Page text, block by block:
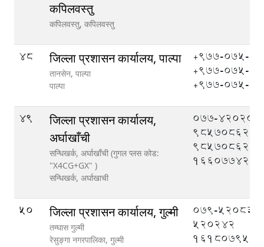
कपिलवस्तु
कपिलवस्तु, कपिलवस्तु
48 जिल्ला प्रशासन कार्यालय, पाल्पा
तानसेन, पाल्पा
पाल्पा
+९७७-०७५-
+९७७-०७५-
+९७७-०७५-
49
जिल्ला प्रशासन कार्यालय,
अर्घाखाँची
सन्धिखर्क, अर्घाखाँची (गुगल प्लस कोड:
"X4CG+GX" )
सन्धिखर्क, अर्घाखाची
077-420208,
9857086209
50 जिल्ला प्रशासन कार्यालय, गुल्मी
तम्घास गुल्मी
रेसुङ्गा नगरपालिका, गुल्मी
079-
520242